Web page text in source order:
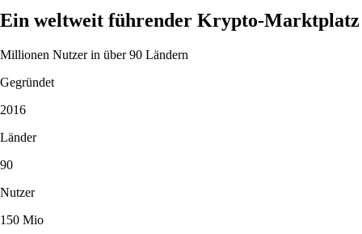
Ein weltweit führender Krypto-Marktplatz
Millionen Nutzer in über 90 Ländern
Gegründet
2016
Länder
90
Nutzer
150 Mio